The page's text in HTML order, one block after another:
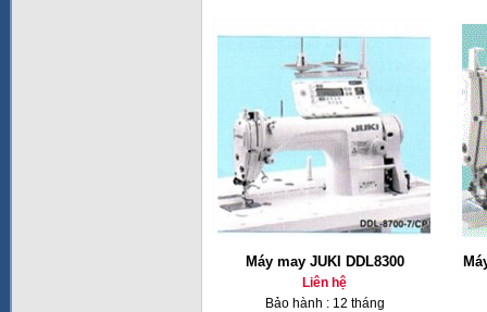
Máy may JUKI DDL8300
Liên hệ
Bảo hành : 12 tháng